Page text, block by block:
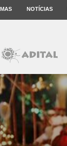
NOTÍCIAS